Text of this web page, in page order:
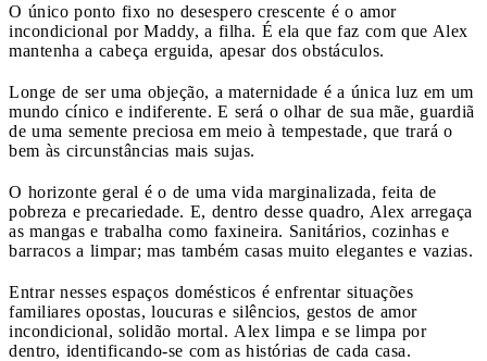
O único ponto fixo no desespero crescente é o amor
incondicional por Maddy, a filha. É ela que faz com que Alex
mantenha a cabeça erguida, apesar dos obstáculos.
Longe de ser uma objeção, a maternidade é a única luz em um
mundo cínico e indiferente. E será o olhar de sua mãe, guardiã
de uma semente preciosa em meio à tempestade, que trará o
bem às circunstâncias mais sujas.
O horizonte geral é o de uma vida marginalizada, feita de
pobreza e precariedade. E, dentro desse quadro, Alex arregaça
as mangas e trabalha como faxineira. Sanitários, cozinhas e
barracos a limpar; mas também casas muito elegantes e vazias.
Entrar nesses espaços domésticos é enfrentar situações
familiares opostas, loucuras e silêncios, gestos de amor
incondicional, solidão mortal. Alex limpa e se limpa por
dentro, identificando-se com as histórias de cada casa.